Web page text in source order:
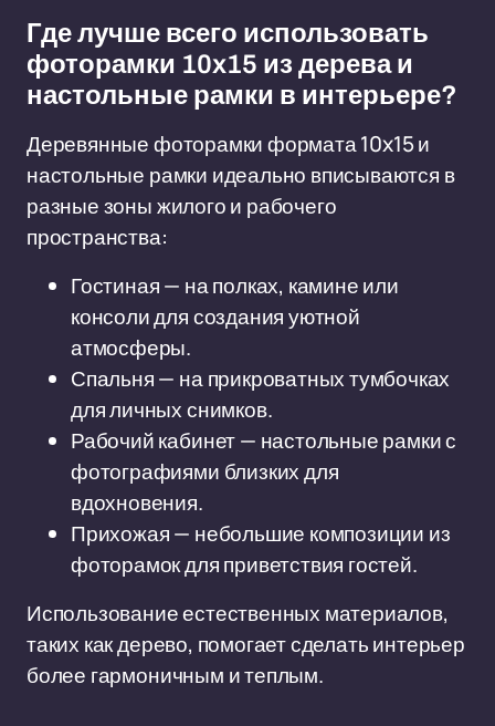
Где лучше всего использовать
фоторамки 10x15 из дерева и
настольные рамки в интерьере?
Деревянные фоторамки формата 10x15 и
настольные рамки идеально вписываются в
разные зоны жилого и рабочего
пространства:
Гостиная — на полках, камине или
консоли для создания уютной
атмосферы.
Спальня — на прикроватных тумбочках
для личных снимков.
Рабочий кабинет — настольные рамки с
фотографиями близких для
вдохновения.
Прихожая — небольшие композиции из
фоторамок для приветствия гостей.
Использование естественных материалов,
таких как дерево, помогает сделать интерьер
более гармоничным и теплым.